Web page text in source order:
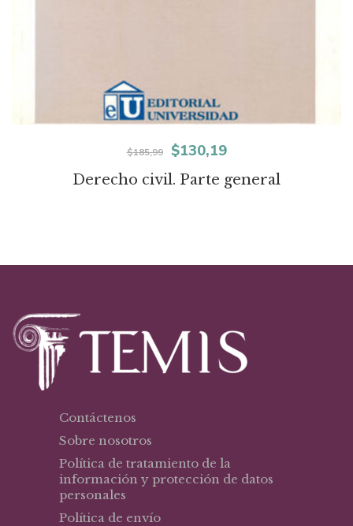
Derecho civil. Parte general
$185,99
El
precio
$185,99.
$130,19El
precio
$130,19.
Contáctenos
Sobre nosotros
Política de tratamiento de la
información y protección de datos
personales
Política de envío